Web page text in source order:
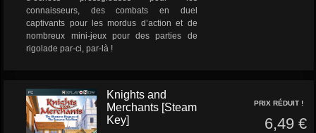
connaisseurs, des combats en duel
captivants pour les mordus d’action et de
nombreux mini-jeux pour des parties de
rigolade par-ci, par-là !
Knights and
Merchants [Steam
Key]
PRIX RÉDUIT !
6,49 €